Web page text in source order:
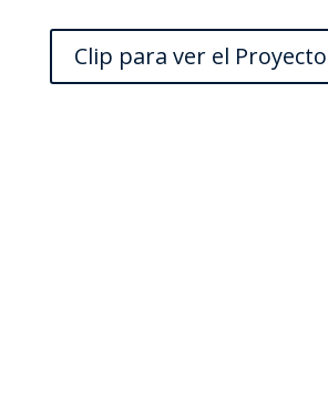
Clip para ver el Proyecto